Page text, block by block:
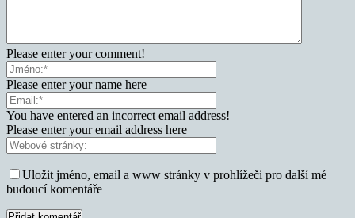
Please enter your comment!
Please enter your name here
You have entered an incorrect email address!
Please enter your email address here
Uložit jméno, email a www stránky v prohlížeči pro další mé
budoucí komentáře